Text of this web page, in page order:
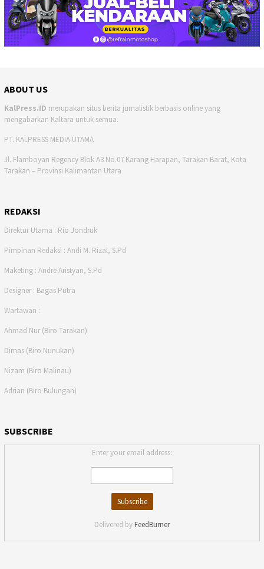
ABOUT US
KalPress.ID merupakan situs berita jurnalistik berbasis online yang
mengabarkan Kaltara untuk semua.
PT. KALPRESS MEDIA UTAMA
Jl. Flamboyan Regency Blok A3 No.07 Karang Harapan, Tarakan Barat, Kota
Tarakan – Provinsi Kalimantan Utara
REDAKSI
Direktur Utama : Rio Jondruk
Pimpinan Redaksi : Andi M. Rizal, S.Pd
Maketing : Andre Aristyan, S.Pd
Designer : Bagas Putra
Wartawan :
Ahmad Nur (Biro Tarakan)
Dimas (Biro Nunukan)
Nizam (Biro Malinau)
Adrian (Biro Bulungan)
SUBSCRIBE
Enter your email address:
Delivered by FeedBurner